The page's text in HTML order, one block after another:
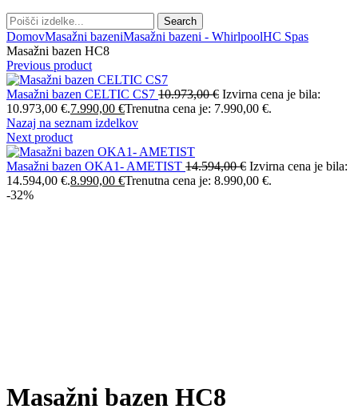
Search
DomovMasažni bazeniMasažni bazeni - WhirlpoolHC Spas
Masažni bazen HC8
Previous product
Masažni bazen CELTIC CS7 10.973,00€ Izvirna cena je bila:
10.973,00 €.7.990,00 €Trenutna cena je: 7.990,00 €.
Nazaj na seznam izdelkov
Next product
Masažni bazen OKA1- AMETIST 14.594,00€ Izvirna cena je bila:
14.594,00 €.8.990,00 €Trenutna cena je: 8.990,00 €.
-32%
Masažni bazen HC8